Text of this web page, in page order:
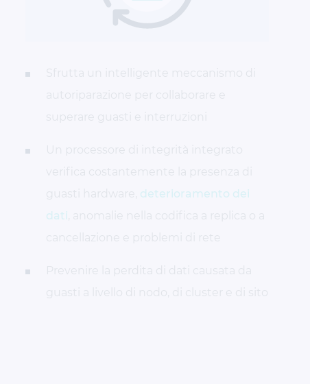
deterioramento dei
dati